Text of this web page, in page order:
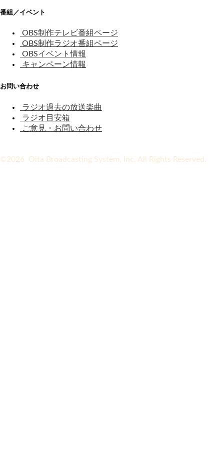
番組／イベント
OBS制作テレビ番組ページ
OBS制作ラジオ番組ページ
OBSイベント情報
キャンペーン情報
お問い合わせ
ラジオ過去の放送楽曲
ラジオ目安箱
ご意見・お問い合わせ
©2026 Oita Broadcasting System, Inc. All Rights Reserved.